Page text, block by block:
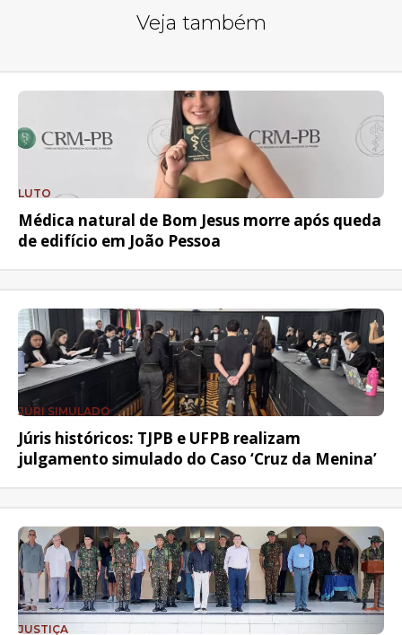
Veja também
LUTO
Médica natural de Bom Jesus morre após queda
de edifício em João Pessoa
JÚRI SIMULADO
Júris históricos: TJPB e UFPB realizam
julgamento simulado do Caso ‘Cruz da Menina’
JUSTIÇA